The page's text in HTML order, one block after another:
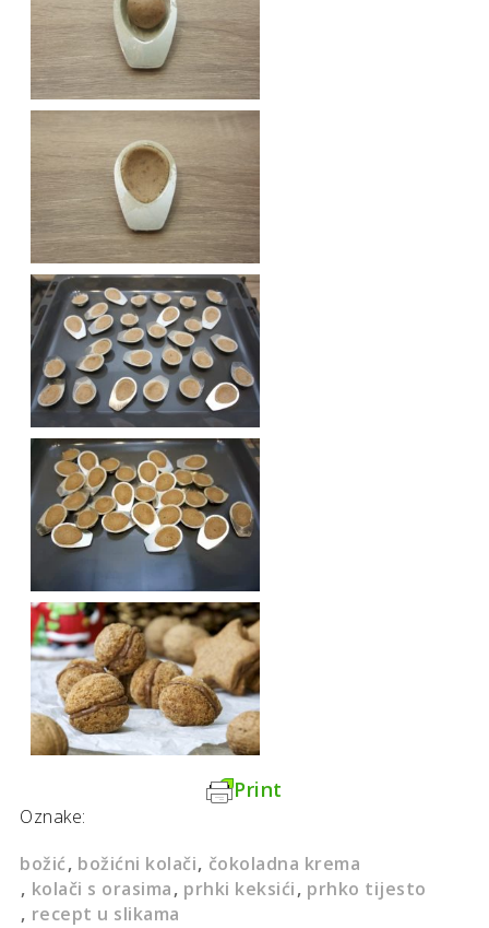
Print
Oznake:
božić božićni kolači čokoladna krema
kolači s orasima prhki keksići prhko tijesto
recept u slikama